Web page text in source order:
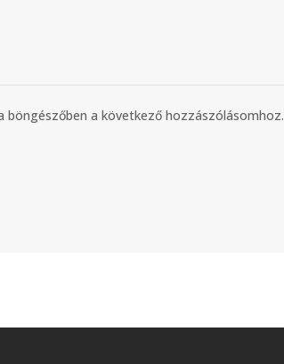
böngészőben a következő hozzászólásomhoz.